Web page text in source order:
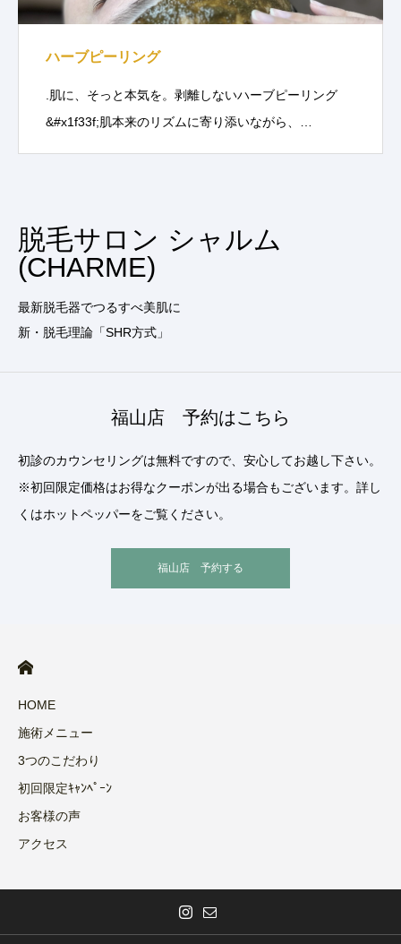
ハーブピーリング
.肌に、そっと本気を。剥離しないハーブピーリング
&#x1f33f;肌本来のリズムに寄り添いながら、…
脱毛サロン シャルム
(CHARME)
最新脱毛器でつるすべ美肌に
新・脱毛理論「SHR方式」
福山店 予約はこちら
初診のカウンセリングは無料ですので、安心してお越し下さい。
※初回限定価格はお得なクーポンが出る場合もございます。詳し
くはホットペッパーをご覧ください。
福山店 予約する
HOME
施術メニュー
3つのこだわり
初回限定ｷｬﾝﾍﾟｰﾝ
お客様の声
アクセス